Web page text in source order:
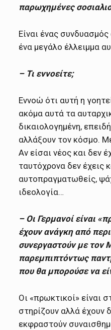
παρωχημένες
Eίναι ένας
ένα μεγάλο έλλειμμα
– Τι εννοείτε;
Eννοώ ότι αυτή η
ακόμα αυτά τα
δικαιολογημένη,
αλλάξουν τον κόσμο.
Αν είσαι νέος και δεν
ταυτόχρονα δεν έχεις
αυτοπραγματωθείς,
ιδεολογία…
– Οι Γερμανοί είναι
έχουν ανάγκη από
συνεργαστούν με τον
παρεμπιπτόντως
που θα μπορούσε να
Οι «πρωκτικοί» είναι
στηρίζουν αλλά έχουν
εκφραστούν